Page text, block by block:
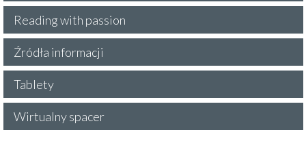
Reading with passion
Źródła informacji
Tablety
Wirtualny spacer